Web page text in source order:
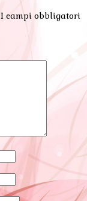
I campi obbligatori